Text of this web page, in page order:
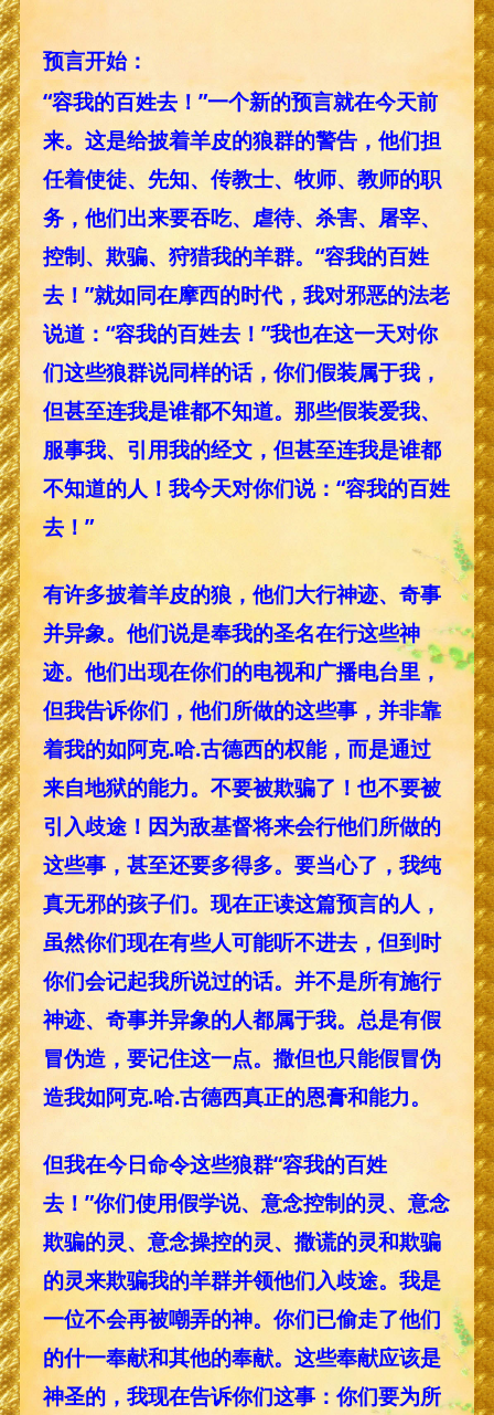
预言开始：
“容我的百姓去！”一个新的预言就在今天前
来。这是给披着羊皮的狼群的警告，他们担
任着使徒、先知、传教士、牧师、教师的职
务，他们出来要吞吃、虐待、杀害、屠宰、
控制、欺骗、狩猎我的羊群。“容我的百姓
去！”就如同在摩西的时代，我对邪恶的法老
说道：“容我的百姓去！”我也在这一天对你
们这些狼群说同样的话，你们假装属于我，
但甚至连我是谁都不知道。那些假装爱我、
服事我、引用我的经文，但甚至连我是谁都
不知道的人！我今天对你们说：“容我的百姓
去！”
有许多披着羊皮的狼，他们大行神迹、奇事
并异象。他们说是奉我的圣名在行这些神
迹。他们出现在你们的电视和广播电台里，
但我告诉你们，他们所做的这些事，并非靠
着我的如阿克.哈.古德西的权能，而是通过
来自地狱的能力。不要被欺骗了！也不要被
引入歧途！因为敌基督将来会行他们所做的
这些事，甚至还要多得多。要当心了，我纯
真无邪的孩子们。现在正读这篇预言的人，
虽然你们现在有些人可能听不进去，但到时
你们会记起我所说过的话。并不是所有施行
神迹、奇事并异象的人都属于我。总是有假
冒伪造，要记住这一点。撒但也只能假冒伪
造我如阿克.哈.古德西真正的恩膏和能力。
但我在今日命令这些狼群“容我的百姓
去！”你们使用假学说、意念控制的灵、意念
欺骗的灵、意念操控的灵、撒谎的灵和欺骗
的灵来欺骗我的羊群并领他们入歧途。我是
一位不会再被嘲弄的神。你们已偷走了他们
的什一奉献和其他的奉献。这些奉献应该是
神圣的，我现在告诉你们这事：你们要为所